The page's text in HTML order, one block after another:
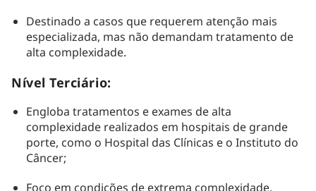
Destinado a casos que requerem atenção mais
especializada, mas não demandam tratamento de
alta complexidade.
Nível Terciário:
Engloba tratamentos e exames de alta
complexidade realizados em hospitais de grande
porte, como o Hospital das Clínicas e o Instituto do
Câncer;
Foco em condições de extrema complexidade,